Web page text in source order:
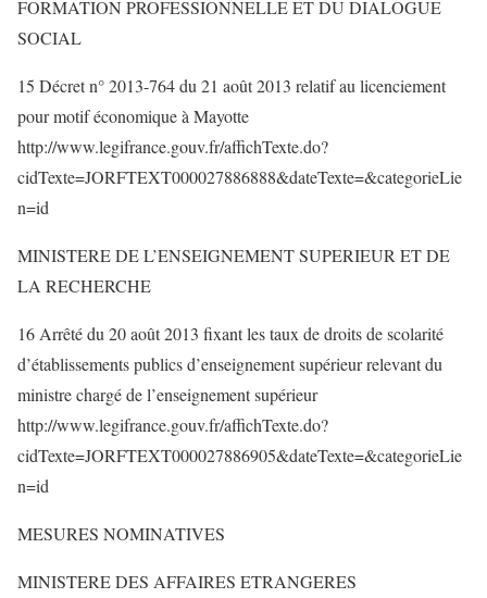
FORMATION PROFESSIONNELLE ET DU DIALOGUE
SOCIAL
15 Décret n° 2013-764 du 21 août 2013 relatif au licenciement
pour motif économique à Mayotte
http://www.legifrance.gouv.fr/affichTexte.do?
cidTexte=JORFTEXT000027886888&dateTexte=&categorieLie
n=id
MINISTERE DE L’ENSEIGNEMENT SUPERIEUR ET DE
LA RECHERCHE
16 Arrêté du 20 août 2013 fixant les taux de droits de scolarité
d’établissements publics d’enseignement supérieur relevant du
ministre chargé de l’enseignement supérieur
http://www.legifrance.gouv.fr/affichTexte.do?
cidTexte=JORFTEXT000027886905&dateTexte=&categorieLie
n=id
MESURES NOMINATIVES
MINISTERE DES AFFAIRES ETRANGERES